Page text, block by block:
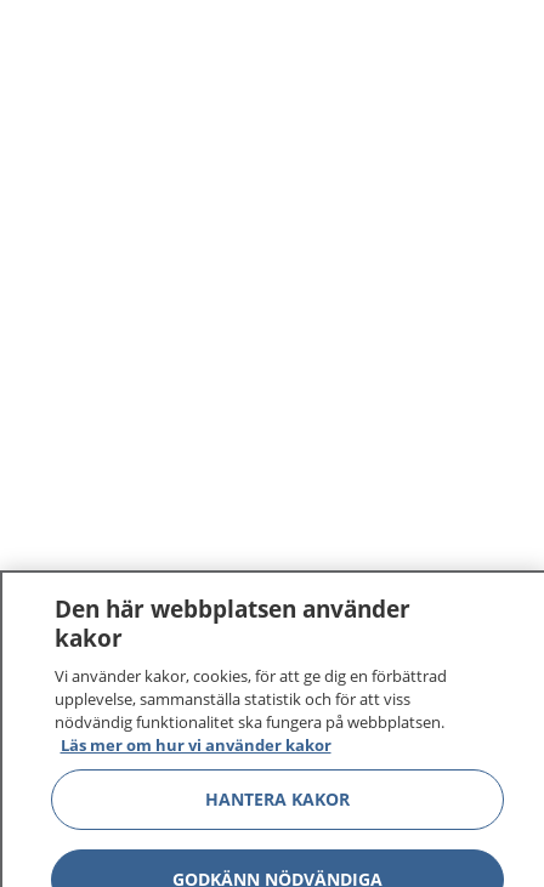
1177 tryggt om din hälsa och vård
På 1177.se får du råd om hälsa och information om
Den här webbplatsen använder
kakor
Vi använder kakor, cookies, för att ge dig en förbättrad
upplevelse, sammanställa statistik och för att viss
nödvändig funktionalitet ska fungera på webbplatsen.
Läs mer om hur vi använder kakor
HANTERA KAKOR
GODKÄNN NÖDVÄNDIGA